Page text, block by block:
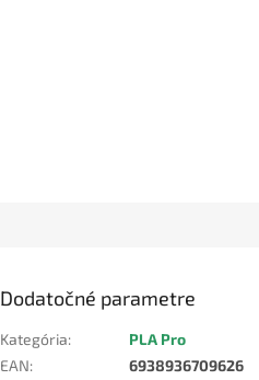
Dodatočné parametre
Kategória:
PLA Pro
EAN:
6938936709626